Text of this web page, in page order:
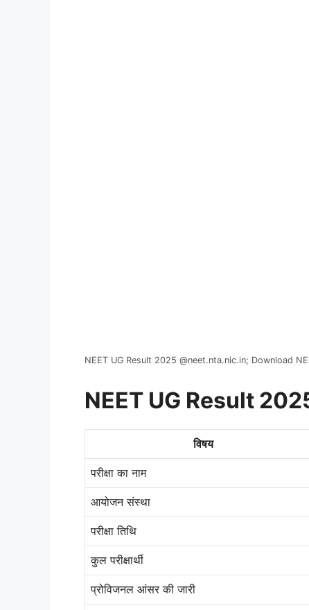
NEET UG Result 2025 @neet.nta.nic.in; Download
NEET UG Result
विषय
परीक्षा का नाम
आयोजन संस्था
परीक्षा तिथि
कुल परीक्षार्थी
प्रोविजनल आंसर की जारी